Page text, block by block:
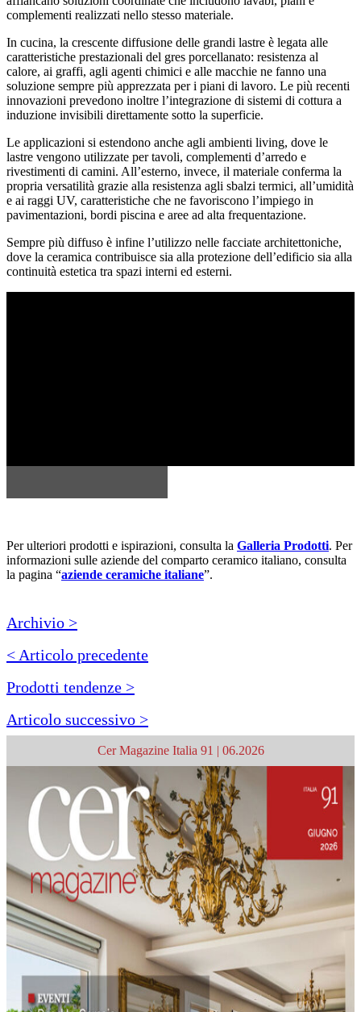
complementi realizzati nello stesso materiale.
In cucina, la crescente diffusione delle grandi lastre è legata alle
caratteristiche prestazionali del gres porcellanato: resistenza al
calore, ai graffi, agli agenti chimici e alle macchie ne fanno una
soluzione sempre più apprezzata per i piani di lavoro. Le più recenti
innovazioni prevedono inoltre l’integrazione di sistemi di cottura a
induzione invisibili direttamente sotto la superficie.
Le applicazioni si estendono anche agli ambienti living, dove le
lastre vengono utilizzate per tavoli, complementi d’arredo e
rivestimenti di camini. All’esterno, invece, il materiale conferma la
propria versatilità grazie alla resistenza agli sbalzi termici, all’umidità
e ai raggi UV, caratteristiche che ne favoriscono l’impiego in
pavimentazioni, bordi piscina e aree ad alta frequentazione.
Sempre più diffuso è infine l’utilizzo nelle facciate architettoniche,
dove la ceramica contribuisce sia alla protezione dell’edificio sia alla
continuità estetica tra spazi interni ed esterni.
Per ulteriori prodotti e ispirazioni, consulta la Galleria Prodotti. Per
informazioni sulle aziende del comparto ceramico italiano, consulta
la pagina “aziende ceramiche italiane”.
Archivio >
< Articolo precedente
Prodotti tendenze >
Articolo successivo >
Cer Magazine Italia 91 | 06.2026